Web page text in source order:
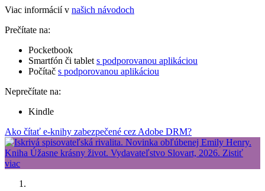
Viac informácií v našich návodoch
Prečítate na:
Pocketbook
Smartfón či tablet s podporovanou aplikáciou
Počítač s podporovanou aplikáciou
Neprečítate na:
Kindle
Ako čítať e-knihy zabezpečené cez Adobe DRM?